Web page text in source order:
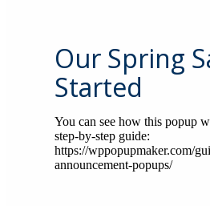
Our Spring
Started
You can see how this popup
step-by-step guide:
https://wppopupmaker.com/
announcement-popups/